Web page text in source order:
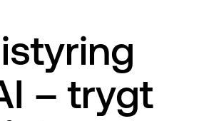
– trygt